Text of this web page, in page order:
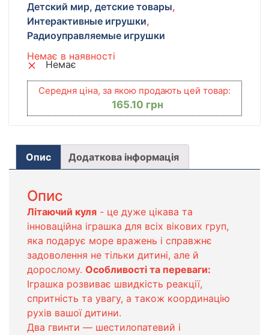
Детский мир, детские товары,
Интерактивные игрушки,
Радиоуправляемые игрушки
Немає в наявності
Немає
Середня ціна, за якою продають цей товар:
165.10 грн
Опис Додаткова інформація
Опис
Літаючий куля - це дуже цікава та
інноваційна іграшка для всіх вікових груп,
яка подарує море вражень і справжнє
задоволення не тільки дитині, але й
дорослому. Особливості та переваги:
Іграшка розвиває швидкість реакції,
спритність та увагу, а також координацію
рухів вашої дитини.
Два гвинти — шестилопатевий і